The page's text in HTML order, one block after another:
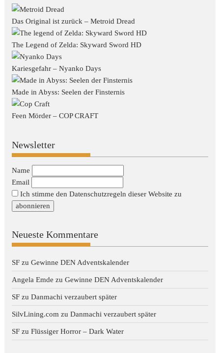
Das Original ist zurück – Metroid Dread
The Legend of Zelda: Skyward Sword HD
Kariesgefahr – Nyanko Days
Made in Abyss: Seelen der Finsternis
Feen Mörder – COP CRAFT
Newsletter
Name
Email
Ich stimme den Datenschutzregeln dieser Website zu
Neueste Kommentare
SF zuGewinne DEN Adventskalender
Angela Emde zuGewinne DEN Adventskalender
SF zuDanmachi verzaubert später
SilvLining.com zuDanmachi verzaubert später
SF zuFlüssiger Horror – Dark Water